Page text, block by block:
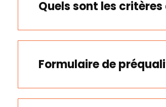
Quels sont les critères
Formulaire de